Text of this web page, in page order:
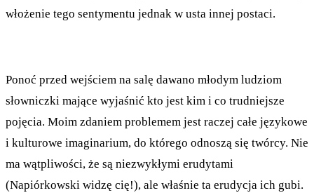
włożenie tego sentymentu jednak w usta innej postaci.
Ponoć przed wejściem na salę dawano młodym ludziom
słowniczki mające wyjaśnić kto jest kim i co trudniejsze
pojęcia. Moim zdaniem problemem jest raczej całe językowe
i kulturowe imaginarium, do którego odnoszą się twórcy. Nie
ma wątpliwości, że są niezwykłymi erudytami
(Napiórkowski widzę cię!), ale właśnie ta erudycja ich gubi.